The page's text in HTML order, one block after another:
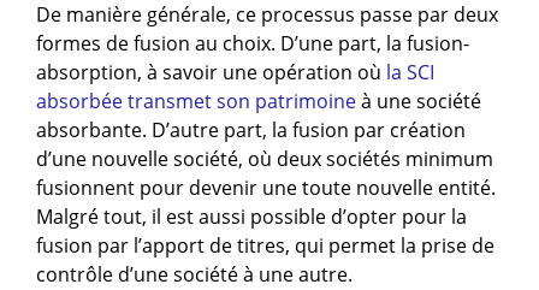
De manière générale, ce processus passe par deux
formes de fusion au choix. D’une part, la fusion-
absorption, à savoir une opération où la SCI
absorbée transmet son patrimoineà une société
absorbante. D’autre part, la fusion par création
d’une nouvelle société, où deux sociétés minimum
fusionnent pour devenir une toute nouvelle entité.
Malgré tout, il est aussi possible d’opter pour la
fusion par l’apport de titres, qui permet la prise de
contrôle d’une société à une autre.